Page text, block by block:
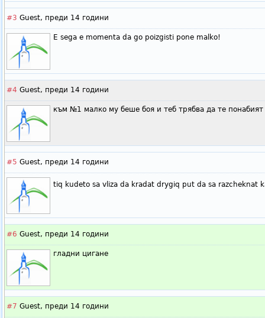
#3 Guest, преди 14 години
E sega e momenta da go poizgisti pone malko!
#4 Guest, преди 14 години
към №1 малко му беше боя и теб трябва да те понабият
#5 Guest, преди 14 години
tiq kudeto sa vliza da kradat drygiq put da sa razcheknat
#6 Guest, преди 14 години
гладни цигане
#7 Guest, преди 14 години